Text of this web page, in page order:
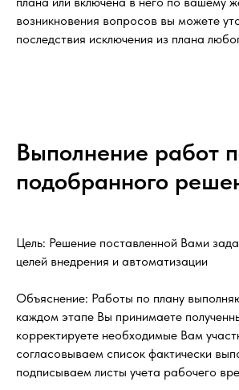
возникновения вопросов вы можете
последствия исключения из плана
Выполнение работ
подобранного
Цель: Решение поставленной Вами
целей внедрения и автоматизации
Объяснение: Работы по плану
каждом этапе Вы принимаете
корректируете необходимые Вам
согласовываем список фактически
подписываем листы учета рабочего